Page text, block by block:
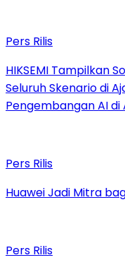
Pers Rilis
HIKSEMI Tampilkan
Seluruh Skenario di
Pengembangan AI di
Pers Rilis
Huawei Jadi Mitra
Pers Rilis